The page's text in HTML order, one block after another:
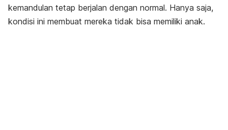
kemandulan tetap berjalan dengan normal. Hanya saja,
kondisi ini membuat mereka tidak bisa memiliki anak.